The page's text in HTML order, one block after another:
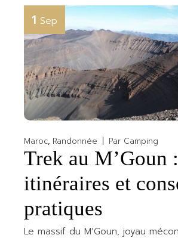
1 Sep
Maroc Randonnée Par Camping
Trek au M’Goun :
itinéraires et
pratiques
Le massif du M’Goun, joyau